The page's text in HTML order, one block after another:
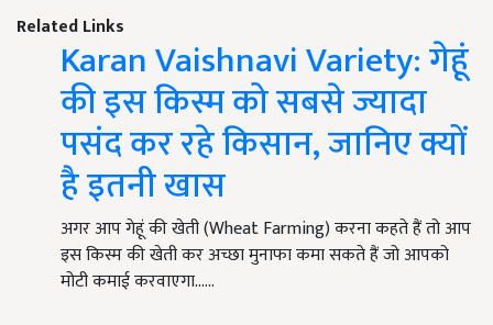
Related Links
Karan Vaishnavi Variety: गेहूं
की इस किस्म को सबसे ज्यादा
पसंद कर रहे किसान, जानिए क्यों
है इतनी खास
अगर आप गेहूं की खेती (Wheat Farming) करना कहते हैं तो आप
इस किस्म की खेती कर अच्छा मुनाफा कमा सकते हैं जो आपको
मोटी कमाई करवाएगा...…